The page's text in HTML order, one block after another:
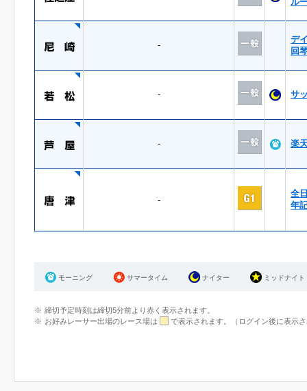
-
デ
回
- サ
- 楽
-
全
年
モーニング サマータイム ナイター ミッドナイト
締切予定時刻は締切5分前より赤く表示されます。
お好みレーサー出場のレース場は
で表示されます。（ログイン後に表示